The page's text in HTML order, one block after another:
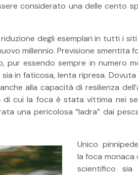
considerato una delle cento
degli esemplari in tutti i
millennio. Previsione smentita
essendo sempre in numero
in faticosa, lenta ripresa.
alla capacità di resilienza
cui la foca è stata vittima nei
una pericolosa “ladra” dai
Unico
la foca monaca
scientifico